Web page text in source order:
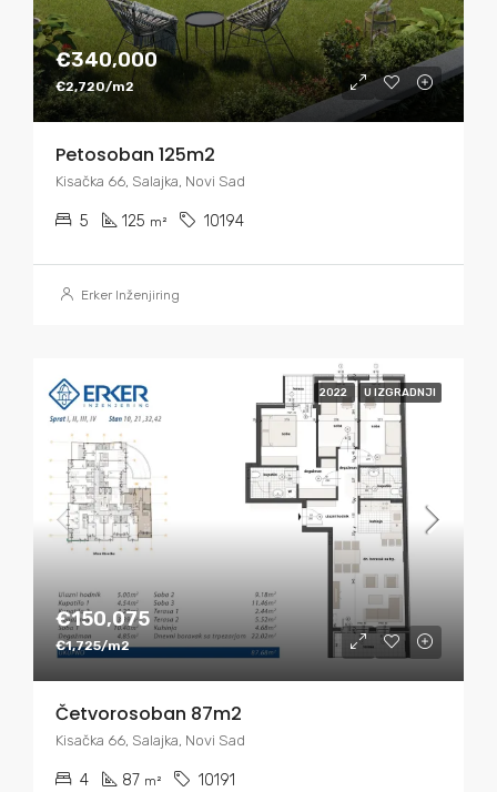
€340,000
€2,720/m2
Petosoban 125m2
Kisačka 66, Salajka, Novi Sad
5 125 m² 10194
Erker Inženjiring
2022 U IZGRADNJI
€150,075
€1,725/m2
Četvorosoban 87m2
Kisačka 66, Salajka, Novi Sad
4 87 m² 10191